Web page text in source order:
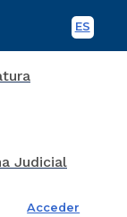
ES
Acceder